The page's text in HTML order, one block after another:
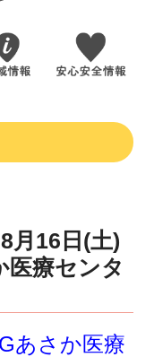
月16日(土)
医療センタ
あさか医療